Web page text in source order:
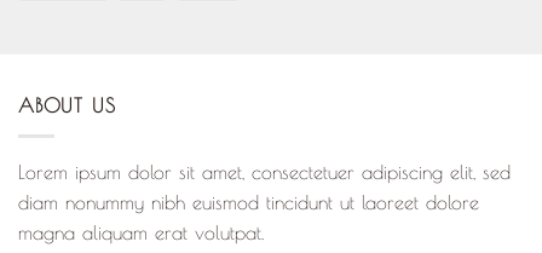
ABOUT US
Lorem ipsum dolor sit amet, consectetuer adipiscing elit, sed
diam nonummy nibh euismod tincidunt ut laoreet dolore
magna aliquam erat volutpat.